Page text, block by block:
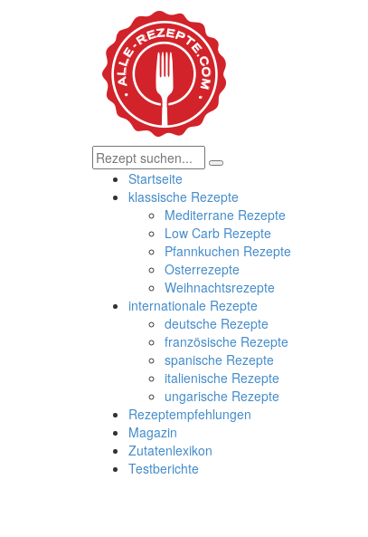
Startseite
klassische Rezepte
Mediterrane Rezepte
Low Carb Rezepte
Pfannkuchen Rezepte
Osterrezepte
Weihnachtsrezepte
internationale Rezepte
deutsche Rezepte
französische Rezepte
spanische Rezepte
italienische Rezepte
ungarische Rezepte
Rezeptempfehlungen
Magazin
Zutatenlexikon
Testberichte